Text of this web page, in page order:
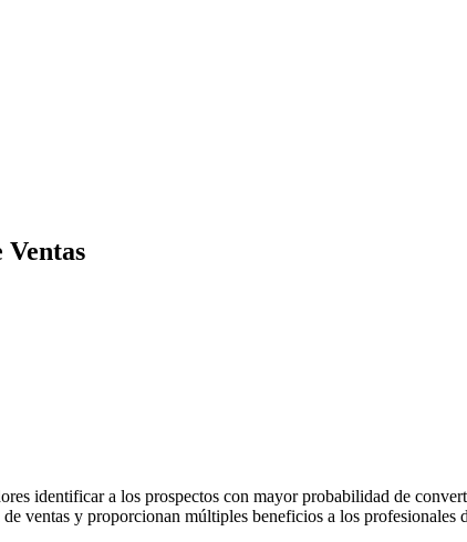
identificar a los prospectos con mayor probabilidad de
ventas y proporcionan múltiples beneficios a los profesionales